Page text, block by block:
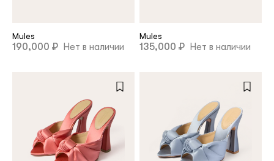
Remember me
Mules
190,000 ₽ Нет в наличии
Mules
135,000 ₽ Нет в наличии